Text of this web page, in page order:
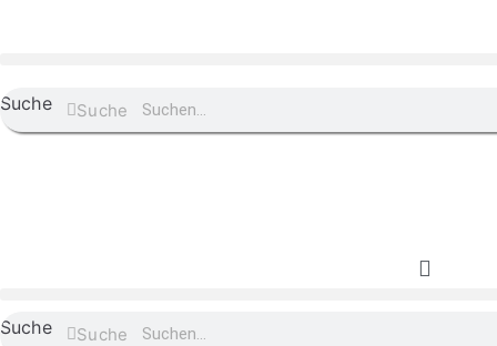
Suche Suche
Suche Suche